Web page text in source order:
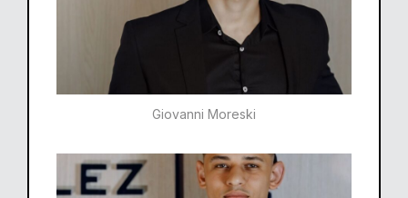
Giovanni Moreski